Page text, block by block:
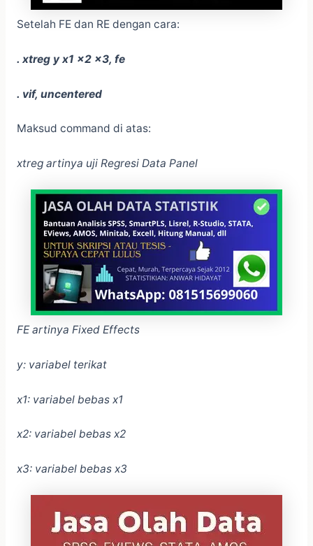
Setelah FE dan RE dengan cara:
. xtreg y x1 x2 x3, fe
. vif, uncentered
Maksud command di atas:
xtreg artinya uji Regresi Data Panel
FE artinya Fixed Effects
y: variabel terikat
x1: variabel bebas x1
x2: variabel bebas x2
x3: variabel bebas x3